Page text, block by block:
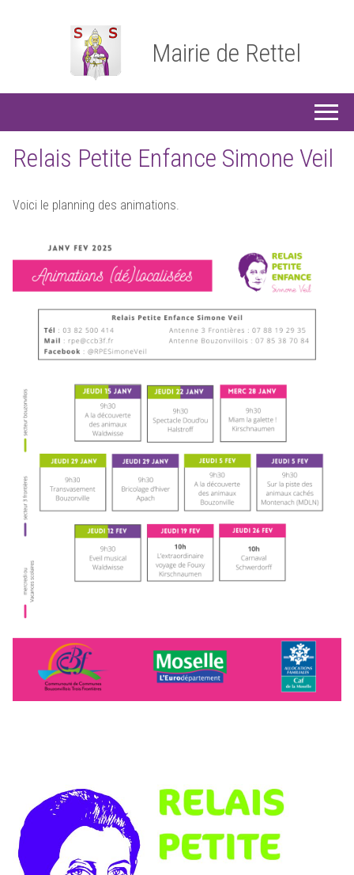
Mairie de Rettel
Relais Petite Enfance Simone Veil
Voici le planning des animations.